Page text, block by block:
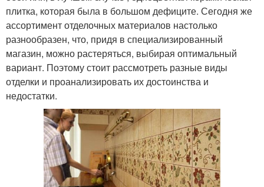
плитка, которая была в большом дефиците. Сегодня же
ассортимент отделочных материалов настолько
разнообразен, что, придя в специализированный
магазин, можно растеряться, выбирая оптимальный
вариант. Поэтому стоит рассмотреть разные виды
отделки и проанализировать их достоинства и
недостатки.